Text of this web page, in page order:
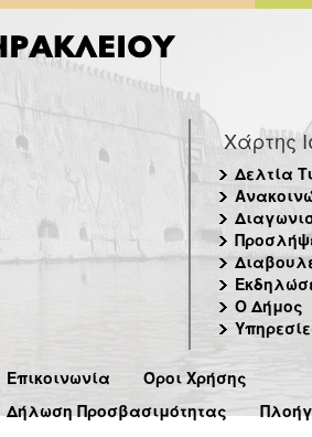
Χάρτης
Δελτία
Ο Δήμος
Επικοινωνία
Όροι Χρήσης
Δήλωση Προσβασιμότητας